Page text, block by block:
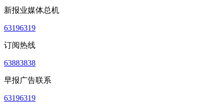
新报业媒体总机
63196319
订阅热线
63883838
早报广告联系
63196319